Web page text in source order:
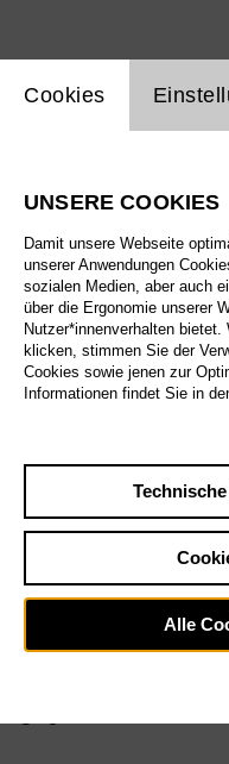
Einstellung Website
Cookies
UNSERE COOKIES
Damit unsere Webseite
unserer Anwendungen
sozialen Medien, aber auch
über die Ergonomie unserer
Nutzer*innenverhalten
klicken, stimmen Sie der
Cookies sowie jenen zur
Informationen findet Sie in
Alle